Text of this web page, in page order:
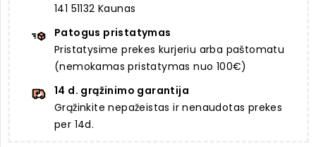
141 51132 Kaunas
Patogus pristatymas
Pristatysime prekes kurjeriu arba paštomatu
(nemokamas pristatymas nuo 100€)
14 d. grąžinimo garantija
Grąžinkite nepažeistas ir nenaudotas prekes
per 14d.